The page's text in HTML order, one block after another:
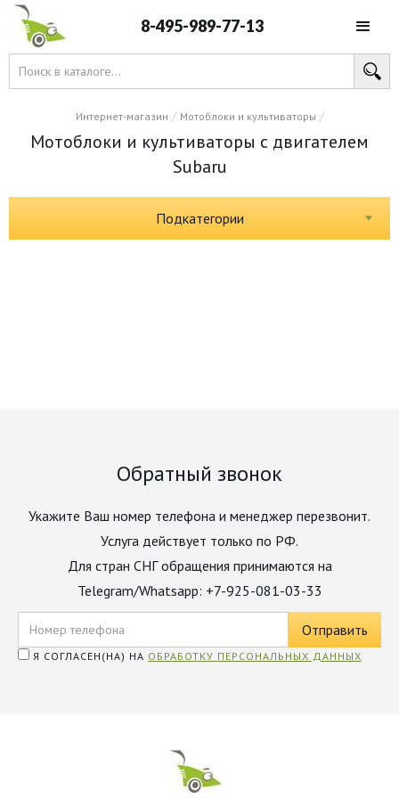
8-495-989-77-13
Интернет-магазин / Мотоблоки и культиваторы /
Мотоблоки и культиваторы с двигателем
Subaru
Подкатегории
Обратный звонок
Укажите Ваш номер телефона и менеджер перезвонит.
Услуга действует только по РФ.
Для стран СНГ обращения принимаются на
Telegram/Whatsapp: +7-925-081-03-33
Я СОГЛАСЕН(НА) НА ОБРАБОТКУ ПЕРСОНАЛЬНЫХ ДАННЫХ